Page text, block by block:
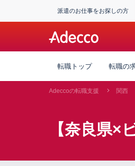
派遣のお仕事をお探しの方
転職トップ 転職の
Adeccoの転職支援 関西
【奈良県×